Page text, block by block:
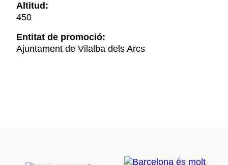
Altitud:
450
Entitat de promoció:
Ajuntament de Vilalba dels Arcs